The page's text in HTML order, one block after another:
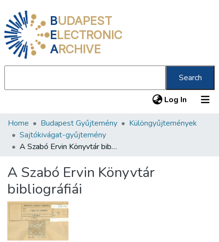
BUDAPEST
ELECTRONIC
ARCHIVE
Search
Log In (current)
Communities & Collections
All of DSpace
About us
Home Budapest Gyűjtemény
Különgyűjtemények
Sajtókivágat-gyűjtemény
A Szabó Ervin Könyvtár bibliográfiái
A Szabó Ervin Könyvtár
bibliográfiái